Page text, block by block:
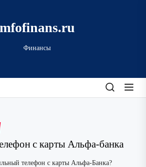
mfofinans.ru
Финансы
с карты Альфа-банка
телефон с карты Альфа-Банка?